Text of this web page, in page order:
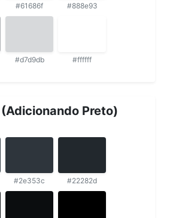
#61686f #888e93
#d7d9db #ffffff
Preto)
#2e353c #22282d